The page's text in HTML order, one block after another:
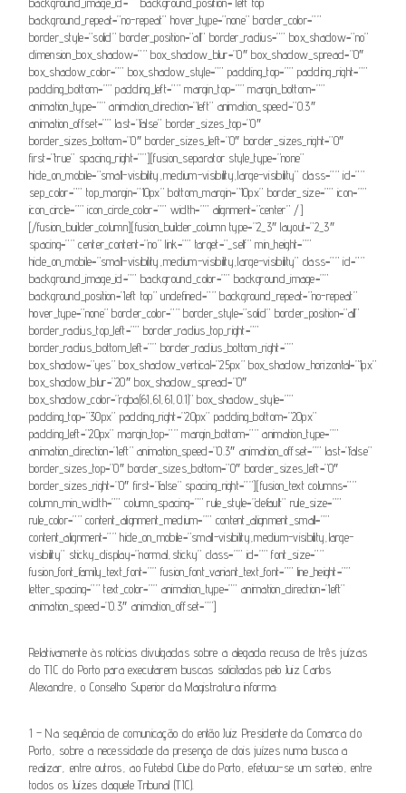
background_repeat=”no-repeat” hover_type=”none” border_color=””
border_style=”solid” border_position=”all” border_radius=”” box_shadow=”no”
dimension_box_shadow=”” box_shadow_blur=”0″ box_shadow_spread=”0″
box_shadow_color=”” box_shadow_style=”” padding_top=”” padding_right=””
padding_bottom=”” padding_left=”” margin_top=”” margin_bottom=””
animation_type=”” animation_direction=”left” animation_speed=”0.3″
animation_offset=”” last=”false” border_sizes_top=”0″
border_sizes_bottom=”0″ border_sizes_left=”0″ border_sizes_right=”0″
first=”true” spacing_right=””][fusion_separator style_type=”none”
hide_on_mobile=”small-visibility,medium-visibility,large-visibility” class=”” id=””
sep_color=”” top_margin=”10px” bottom_margin=”10px” border_size=”” icon=””
icon_circle=”” icon_circle_color=”” width=”” alignment=”center” /]
[/fusion_builder_column][fusion_builder_column type=”2_3″ layout=”2_3″
spacing=”” center_content=”no” link=”” target=”_self” min_height=””
hide_on_mobile=”small-visibility,medium-visibility,large-visibility” class=”” id=””
background_image_id=”” background_color=”” background_image=””
background_position=”left top” undefined=”” background_repeat=”no-repeat”
hover_type=”none” border_color=”” border_style=”solid” border_position=”all”
border_radius_top_left=”” border_radius_top_right=””
border_radius_bottom_left=”” border_radius_bottom_right=””
box_shadow=”yes” box_shadow_vertical=”25px” box_shadow_horizontal=”1px”
box_shadow_blur=”20″ box_shadow_spread=”0″
box_shadow_color=”rgba(61,61,61,0.1)” box_shadow_style=””
padding_top=”30px” padding_right=”20px” padding_bottom=”20px”
padding_left=”20px” margin_top=”” margin_bottom=”” animation_type=””
animation_direction=”left” animation_speed=”0.3″ animation_offset=”” last=”false”
border_sizes_top=”0″ border_sizes_bottom=”0″ border_sizes_left=”0″
border_sizes_right=”0″ first=”false” spacing_right=””][fusion_text columns=””
column_min_width=”” column_spacing=”” rule_style=”default” rule_size=””
rule_color=”” content_alignment_medium=”” content_alignment_small=””
content_alignment=”” hide_on_mobile=”small-visibility,medium-visibility,large-
visibility” sticky_display=”normal,sticky” class=”” id=”” font_size=””
fusion_font_family_text_font=”” fusion_font_variant_text_font=”” line_height=””
letter_spacing=”” text_color=”” animation_type=”” animation_direction=”left”
animation_speed=”0.3″ animation_offset=””]
Relativamente às notícias divulgadas sobre a alegada recusa de três juízas
do TIC do Porto para executarem buscas solicitadas pelo Juiz Carlos
Alexandre, o Conselho Superior da Magistratura informa:
1 – Na sequência de comunicação do então Juiz Presidente da Comarca do
Porto, sobre a necessidade da presença de dois juízes numa busca a
realizar, entre outros, ao Futebol Clube do Porto, efetuou-se um sorteio, entre
todos os Juízes daquele Tribunal (TIC).